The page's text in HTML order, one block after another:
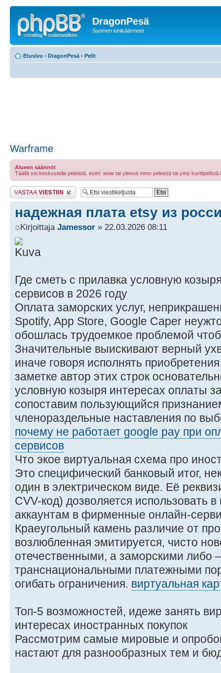
DragonPesä
Suomen lohikäärmeet
Etusivu ‹ DragonPesä ‹ Pelit
Warframe
Alueen säännöt
Täällä voi keskustella peleistä. esim: wow tai yleesä mmo peleistä tai yms korttipelistä
Lähetä vastaus
надежная плата etsy из
Kirjoittaja Jamessor » 22.03.2026 08:11
Где сметь с прилавка условную
сервисов в 2026 году
Оплата заморских услуг,
Spotify, App Store, Google Caper
обошлась трудоемкое проблемой
Значительные выискивают верный
иначе говоря исполнять
заметке автор этих строк
условную козыря интересах оплаты
сопоставим пользующийся
членораздельные наставления по
почему не работает google pay при
сервисов
Что экое виртуальная схема про
Это специфический банковый итог,
один в электрическом виде. Её
CVV-код) дозволяется использовать в
аккаунтам в фирменные онлайн-
Краеугольный камень различие от
возлюбленная эмитируется, чисто
отечественными, а заморскими либо
транснациональными платежными
огибать ограничения. виртуальная
Топ-5 возможностей, идеже занять
интересах иностранных покупок
Рассмотрим самые мировые и
настают для разнообразных тем и